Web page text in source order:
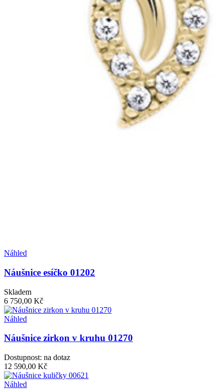
Náhled
Náušnice esíčko 01202
Skladem
6 750,00 Kč
Náhled
Náušnice zirkon v kruhu 01270
Dostupnost: na dotaz
12 590,00 Kč
Náhled